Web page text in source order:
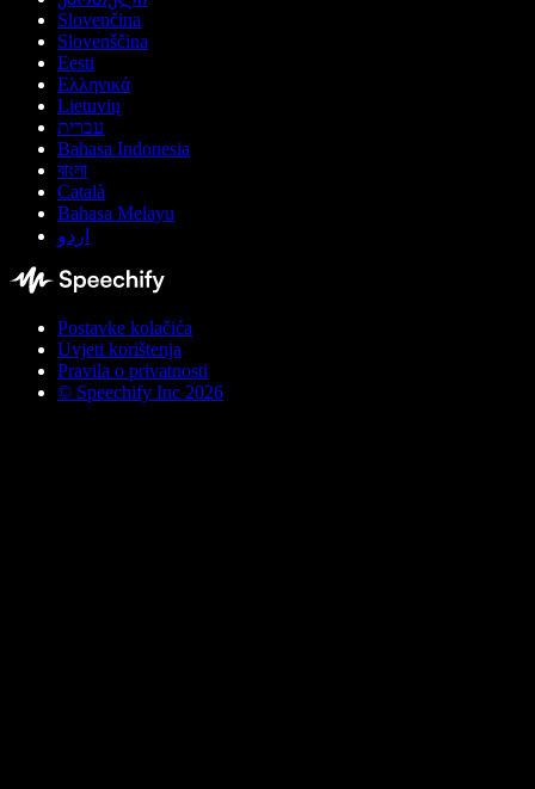
Slovenčina
Slovenščina
Eesti
Ελληνικά
Lietuvių
עברית
Bahasa Indonesia
বাংলা
Català
Bahasa Melayu
اردو
Postavke kolačića
Uvjeti korištenja
Pravila o privatnosti
© Speechify Inc 2026